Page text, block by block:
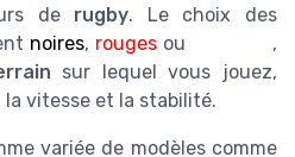
de rugby. Le choix des
noires, rouges ou
,
sur lequel vous jouez,
vitesse et la stabilité.
variée de modèles comme